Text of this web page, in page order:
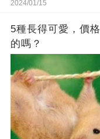
2024/01/15
5種長得可愛，價
的嗎？